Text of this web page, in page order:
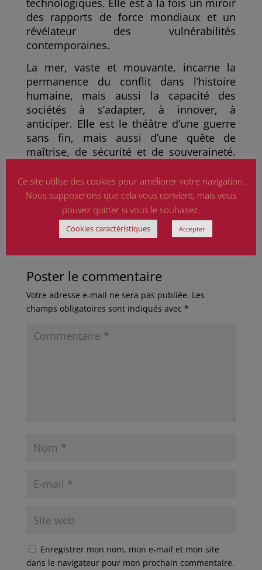
technologiques. Elle est à la fois un miroir
des rapports de force mondiaux et un
révélateur des vulnérabilités
contemporaines.
La mer, vaste et mouvante, incarne la
permanence du conflit dans l’histoire
humaine, mais aussi la capacité des
sociétés à s’adapter, à innover, à
anticiper. Elle est le théâtre d’une guerre
sans fin, mais aussi d’une quête de
maîtrise, de sécurité et de souveraineté.
surface, elle porte les traces des luttes
passées et les promesses — ou les
menaces — des conflits à venir.
Poster le commentaire
Votre adresse e-mail ne sera pas publiée. Les
champs obligatoires sont indiqués avec *
Enregistrer mon nom, mon e-mail et mon site
dans le navigateur pour mon prochain commentaire.
Ce site utilise des cookies pour améliorer votre navigation.
Nous supposerons que cela vous convient, mais vous
pouvez quitter si vous le souhaitez.
Cookies caractéristiques Accepter